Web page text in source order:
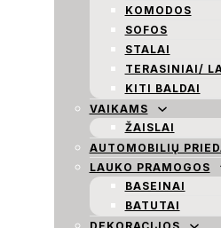
KOMODOS
SOFOS
STALAI
TERASINIAI/
KITI BALDAI
VAIKAMS
ŽAISLAI
AUTOMOBILIŲ
LAUKO PRAMOGOS
BASEINAI
BATUTAI